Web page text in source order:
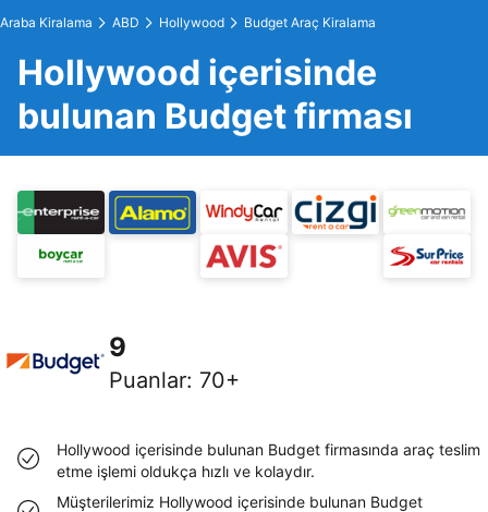
Araba Kiralama ABD Hollywood Budget Araç Kiralama
Hollywood içerisinde
bulunan Budget firması
9
Puanlar: 70+
Hollywood içerisinde bulunan Budget firmasında araç teslim
etme işlemi oldukça hızlı ve kolaydır.
Müşterilerimiz Hollywood içerisinde bulunan Budget